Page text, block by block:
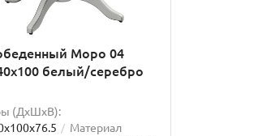
Моро 04
белый/серебро
(ДхШxВ):
Материал